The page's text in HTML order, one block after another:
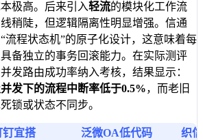
极高。后来引入轻流的模块化工作流
稍陡，但逻辑隔离性明显增强。信通
流程状态机”的原子化设计，这意味着每
备独立的事务回滚能力。在实际测评
发路由成功率纳入考核，结果显示：
发下的流程中断率低于0.5%，而老旧
锁或状态不同步。
钉宜搭 泛微OA低代码
织